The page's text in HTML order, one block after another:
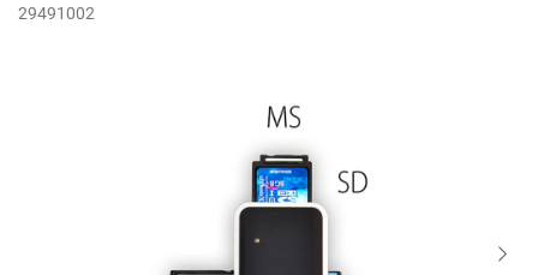
29491002